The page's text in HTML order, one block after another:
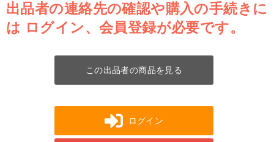
出品者の連絡先の確認や購入の手続きに
は ログイン、会員登録が必要です。
この出品者の商品を見る
ログイン